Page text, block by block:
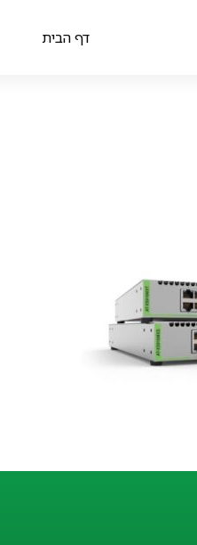
דף הבית